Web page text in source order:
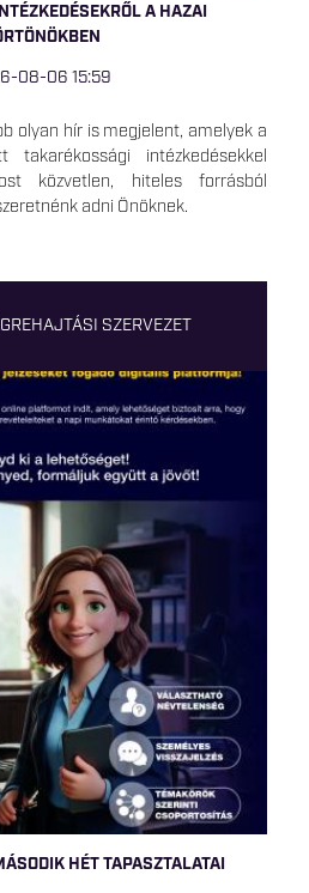
A HAZAI
08-06 15:59
olyan hír is megjelent, amelyek a
takarékossági intézkedésekkel
közvetlen, hiteles forrásból
adni Önöknek.
SZERVEZET
HÉT TAPASZTALATAI